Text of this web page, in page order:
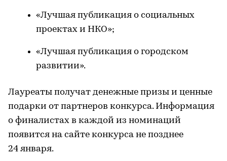
«Лучшая публикация о социальных
проектах и НКО»;
«Лучшая публикация о городском
развитии».
Лауреаты получат денежные призы и ценные
подарки от партнеров конкурса. Информация
о финалистах в каждой из номинаций
появится на сайте конкурса не позднее
24 января.